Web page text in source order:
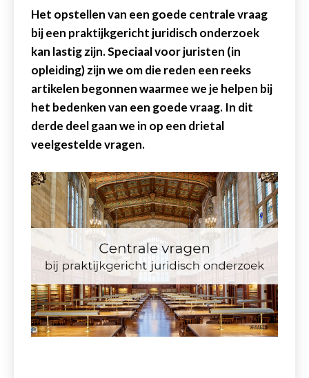
Het opstellen van een goede centrale vraag
bij een praktijkgericht juridisch onderzoek
kan lastig zijn. Speciaal voor juristen (in
opleiding) zijn we om die reden een reeks
artikelen begonnen waarmee we je helpen bij
het bedenken van een goede vraag. In dit
derde deel gaan we in op een drietal
veelgestelde vragen.